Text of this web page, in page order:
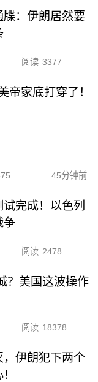
：伊朗居然要
阅读 3377
帝家底打穿了！
45分钟前
完成！以色列
争
阅读 2478
？美国这波操作
阅读 18378
伊朗犯下两个